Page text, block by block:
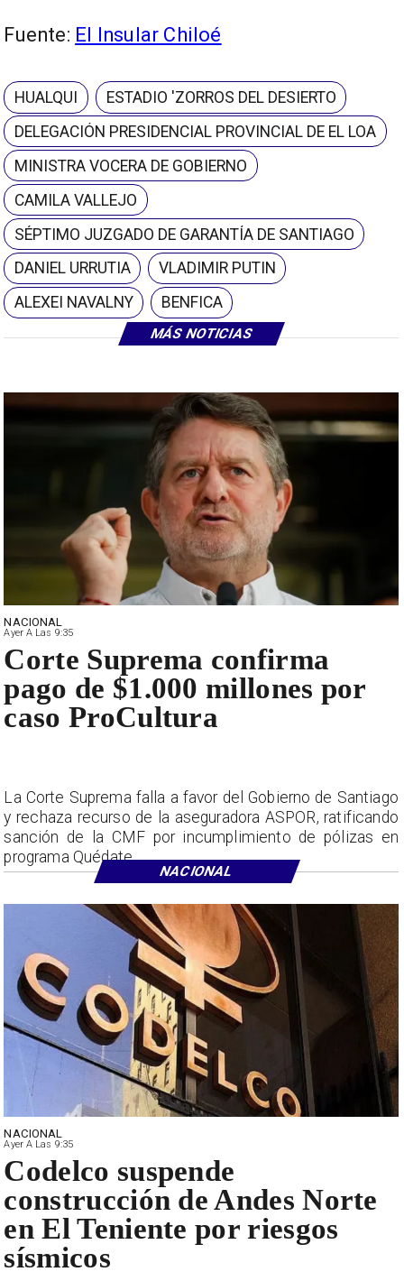
MÁS NOTICIAS
Fuente: El Insular Chiloé
HUALQUI
ESTADIO 'ZORROS DEL DESIERTO
DELEGACIÓN PRESIDENCIAL PROVINCIAL DE EL LOA
MINISTRA VOCERA DE GOBIERNO
CAMILA VALLEJO
SÉPTIMO JUZGADO DE GARANTÍA DE SANTIAGO
DANIEL URRUTIA
VLADIMIR PUTIN
ALEXEI NAVALNY
BENFICA
NACIONAL
Ayer A Las 9:35
Codelco suspende
construcción de Andes Norte
en El Teniente por riesgos
sísmicos
NACIONAL
Ayer A Las 9:35
Corte Suprema confirma
pago de $1.000 millones por
caso ProCultura
La Corte Suprema falla a favor del Gobierno de Santiago
y rechaza recurso de la aseguradora ASPOR, ratificando
sanción de la CMF por incumplimiento de pólizas en
programa Quédate.
NACIONAL